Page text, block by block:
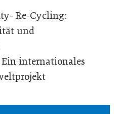
Re-Cycling:
und
internationales